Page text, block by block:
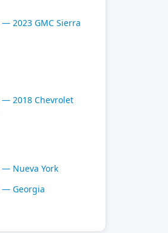
2023 GMC Sierra
— 2018 Chevrolet
Nueva York
— Georgia